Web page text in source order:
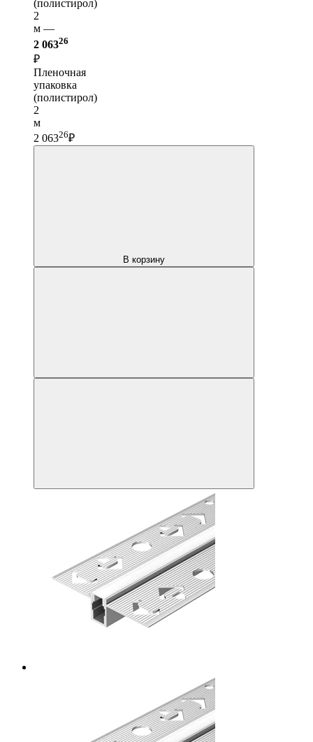
(полистирол)
2
м —
2 06326
₽
Пленочная
упаковка
(полистирол)
2
м
2 06326₽
В корзину